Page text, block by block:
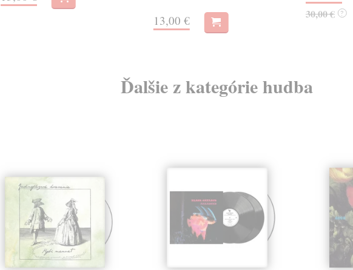
13,00 € 30,00 € ?
Ďalšie z kategórie hudba